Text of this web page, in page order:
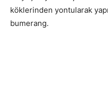
köklerinden yontularak
bumerang.